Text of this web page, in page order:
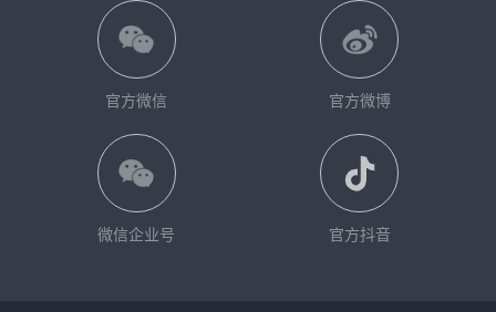
官方微信 官方微博
微信企业号 官方抖音